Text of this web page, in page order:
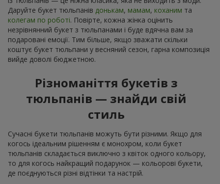
Даруйте букет тюльпанів донькам, мамам, коханим та
колегам по роботі. Повірте, кожна жінка оцінить
незрівнянний букет з тюльпанами і буде вдячна вам за
подаровані емоції. Тим більше, якщо зважати скільки
коштує букет тюльпани у весняний сезон, гарна композиція
вийде доволі бюджетною.
Різноманіття букетів з
тюльпанів — знайди свій
стиль
Сучасні букети тюльпанів можуть бути різними. Якщо для
когось ідеальним рішенням є монохром, коли букет
тюльпанів складається виключно з квіток одного кольору,
то для когось найкращий подарунок — кольорові букети,
де поєднуються різні відтінки та настрій.